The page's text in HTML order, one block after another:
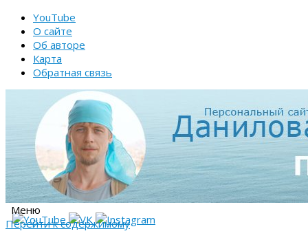
YouTube
О сайте
Об авторе
Карта
Обратная связь
Меню
Перейти к содержимому